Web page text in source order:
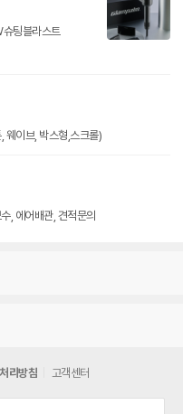
슈팅블라스트
웨이브, 박스형,스크롤)
, 에어배관, 견적문의
리방침 고객센터